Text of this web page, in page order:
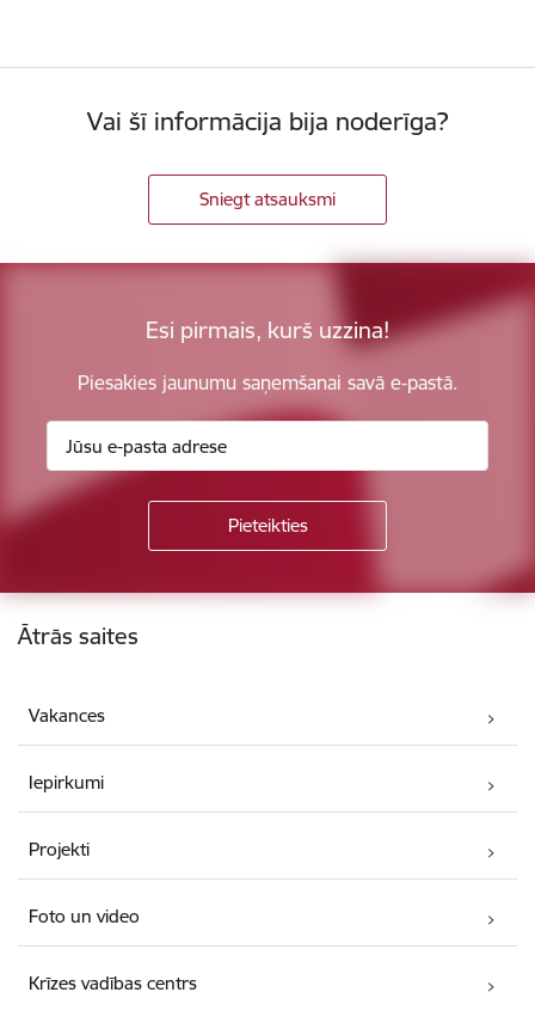
Vai šī informācija bija noderīga?
Sniegt atsauksmi
Esi pirmais, kurš uzzina!
Piesakies jaunumu saņemšanai savā e-pastā.
Kājene
Ātrās saites
Vakances
Iepirkumi
Projekti
Foto un video
Krīzes vadības centrs